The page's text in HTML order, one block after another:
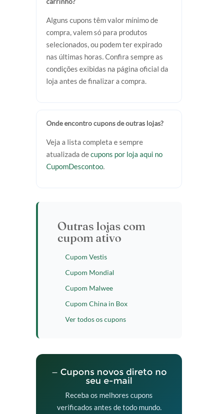
Alguns cupons têm valor mínimo de
compra, valem só para produtos
selecionados, ou podem ter expirado
nas últimas horas. Confira sempre as
condições exibidas na página oficial da
loja antes de finalizar a compra.
Onde encontro cupons de outras lojas?
Veja a lista completa e sempre
atualizada decupons por loja aqui no
CupomDescontoo.
Outras lojas com
cupom ativo
Cupom Vestis
Cupom Mondial
Cupom Malwee
Cupom China in Box
Ver todos os cupons
— Cupons novos direto no
seu e-mail
Receba os melhores cupons
verificados antes de todo mundo.